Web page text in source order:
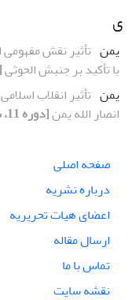
ی
یمن تأثیر نقش
با تأکید بر جنبش الحوثی
یمن تأثیر انقلاب
انصار الله یمن[دوره 11، شماره 4، 1401، صفحه 59-82]
صفحه اصلی
درباره نشریه
اعضای هیات تحریریه
ارسال مقاله
تماس با ما
نقشه سایت